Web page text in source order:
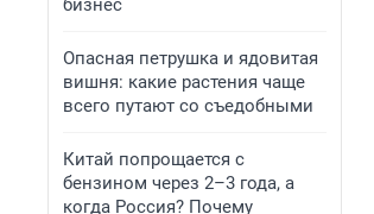
бизнес
Опасная петрушка и ядовитая
вишня: какие растения чаще
всего путают со съедобными
Китай попрощается с
бензином через 2–3 года, а
когда Россия? Почему